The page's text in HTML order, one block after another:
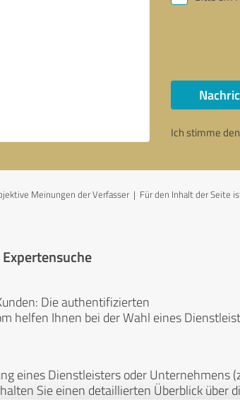
Ich stimme den
Meinungen der Verfasser | Für den Inhalt der Seite
Die authentifizierten
helfen Ihnen bei der Wahl eines
eines Dienstleisters oder Unternehmens
Sie einen detaillierten Überblick über